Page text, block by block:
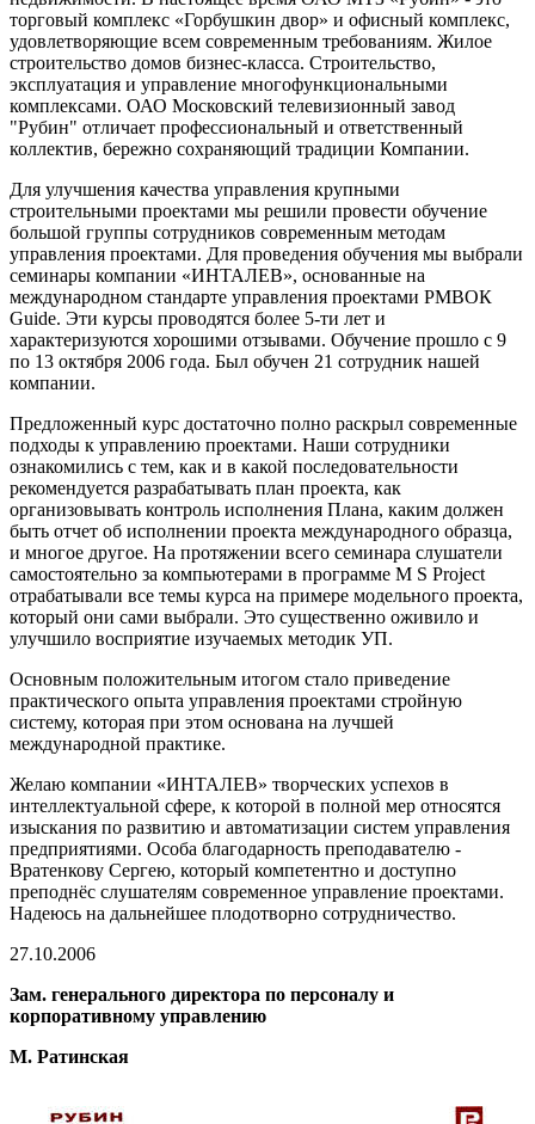
торговый комплекс «Горбушкин двор» и офисный комплекс,
удовлетворяющие всем современным требованиям. Жилое
строительство домов бизнес-класса. Строительство,
эксплуатация и управление многофункциональными
комплексами. ОАО Московский телевизионный завод
"Рубин" отличает профессиональный и ответственный
коллектив, бережно сохраняющий традиции Компании.
Для улучшения качества управления крупными
строительными проектами мы решили провести обучение
большой группы сотрудников современным методам
управления проектами. Для проведения обучения мы выбрали
семинары компании «ИНТАЛЕВ», основанные на
международном стандарте управления проектами РМВОК
Guide. Эти курсы проводятся более 5-ти лет и
характеризуются хорошими отзывами. Обучение прошло с 9
по 13 октября 2006 года. Был обучен 21 сотрудник нашей
компании.
Предложенный курс достаточно полно раскрыл современные
подходы к управлению проектами. Наши сотрудники
ознакомились с тем, как и в какой последовательности
рекомендуется разрабатывать план проекта, как
организовывать контроль исполнения Плана, каким должен
быть отчет об исполнении проекта международного образца,
и многое другое. На протяжении всего семинара слушатели
самостоятельно за компьютерами в программе М S Project
отрабатывали все темы курса на примере модельного проекта,
который они сами выбрали. Это существенно оживило и
улучшило восприятие изучаемых методик УП.
Основным положительным итогом стало приведение
практического опыта управления проектами стройную
систему, которая при этом основана на лучшей
международной практике.
Желаю компании «ИНТАЛЕВ» творческих успехов в
интеллектуальной сфере, к которой в полной мер относятся
изыскания по развитию и автоматизации систем управления
предприятиями. Особа благодарность преподавателю -
Вратенкову Сергею, который компетентно и доступно
преподнёс слушателям современное управление проектами.
Надеюсь на дальнейшее плодотворно сотрудничество.
27.10.2006
Зам. генерального директора по персоналу и
корпоративному управлению
М. Ратинская